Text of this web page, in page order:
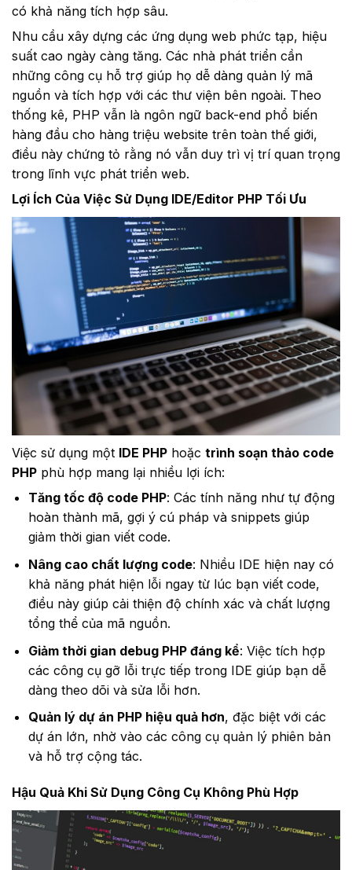
có khả năng tích hợp sâu.
Nhu cầu xây dựng các ứng dụng web phức tạp, hiệu
suất cao ngày càng tăng. Các nhà phát triển cần
những công cụ hỗ trợ giúp họ dễ dàng quản lý mã
nguồn và tích hợp với các thư viện bên ngoài. Theo
thống kê, PHP vẫn là ngôn ngữ back-end phổ biến
hàng đầu cho hàng triệu website trên toàn thế giới,
điều này chứng tỏ rằng nó vẫn duy trì vị trí quan trọng
trong lĩnh vực phát triển web.
Lợi Ích Của Việc Sử Dụng IDE/Editor PHP Tối Ưu
Việc sử dụng một IDE PHP hoặc trình soạn thảo code
PHP phù hợp mang lại nhiều lợi ích:
Tăng tốc độ code PHP: Các tính năng như tự động
hoàn thành mã, gợi ý cú pháp và snippets giúp
giảm thời gian viết code.
Nâng cao chất lượng code: Nhiều IDE hiện nay có
khả năng phát hiện lỗi ngay từ lúc bạn viết code,
điều này giúp cải thiện độ chính xác và chất lượng
tổng thể của mã nguồn.
Giảm thời gian debug PHP đáng kể: Việc tích hợp
các công cụ gỡ lỗi trực tiếp trong IDE giúp bạn dễ
dàng theo dõi và sửa lỗi hơn.
Quản lý dự án PHP hiệu quả hơn, đặc biệt với các
dự án lớn, nhờ vào các công cụ quản lý phiên bản
và hỗ trợ cộng tác.
Hậu Quả Khi Sử Dụng Công Cụ Không Phù Hợp